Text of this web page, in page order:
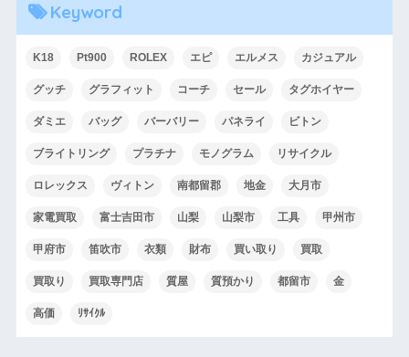
Keyword
K18 Pt900 ROLEX エピ エルメス カジュアル
グッチ グラフィット コーチ セール タグホイヤー
ダミエ バッグ バーバリー パネライ ビトン
ブライトリング プラチナ モノグラム リサイクル
ロレックス ヴィトン 南都留郡 地金 大月市
家電買取 富士吉田市 山梨 山梨市 工具 甲州市
甲府市 笛吹市 衣類 財布 買い取り 買取
買取り 買取専門店 質屋 質預かり 都留市 金
高価 ﾘｻｲｸﾙ